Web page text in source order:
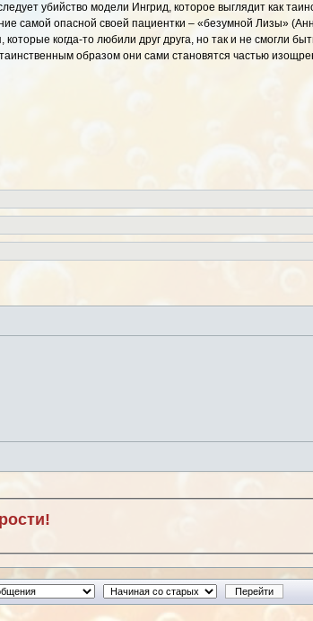
убийство модели Ингрид, которое выглядит как
самой опасной своей пациентки – «безумной Лизы»
когда-то любили друг друга, но так и не смогли
образом они сами становятся частью